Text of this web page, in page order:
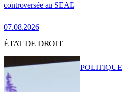
controversée au SEAE
07.08.2026
ÉTAT DE DROIT
POLITIQUE